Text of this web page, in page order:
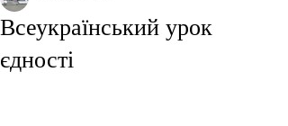
Всеукраїнський урок
єдності